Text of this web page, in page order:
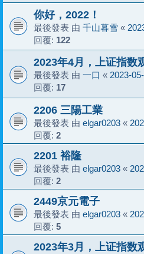
你好，2022！
最後發表 由 千山暮雪 «
回覆: 122
2023年4月，上证指数
最後發表 由 一口 « 2023-
回覆: 17
2206 三陽工業
最後發表 由 elgar0203 «
回覆: 2
2201 裕隆
最後發表 由 elgar0203 «
回覆: 2
2449京元電子
最後發表 由 elgar0203 «
回覆: 5
2023年3月，上证指数